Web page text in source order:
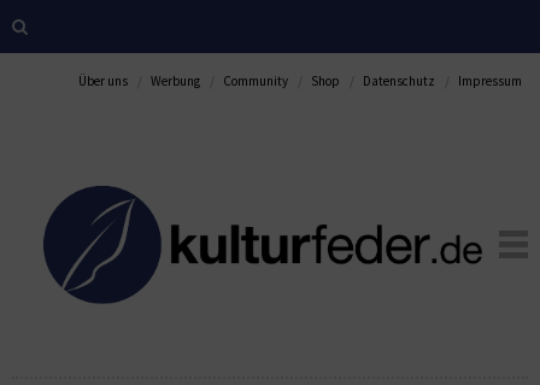
Über uns Werbung Community Shop Datenschutz Impressum